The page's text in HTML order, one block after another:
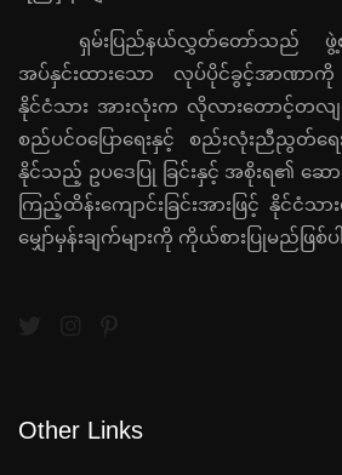
ရှမ်းပြည်နယ်လွှတ်တော်သည် ဖွဲ့စ
အပ်နှင်းထားသော လုပ်ပိုင်ခွင့်အာဏာကို
နိုင်ငံသား အားလုံးက လိုလားတောင့်တလျက်
စည်ပင်ဝပြောရေးနှင့် စည်းလုံးညီညွတ်
နိုင်သည့် ဥပဒေပြု ခြင်းနှင့် အစိုးရ၏ ဆေ
ကြည့်ထိန်းကျောင်းခြင်းအားဖြင့် နိုင်ငံသာ
မျှော်မှန်းချက်များကို ကိုယ်စားပြုမည်ဖြစ်
Other Links